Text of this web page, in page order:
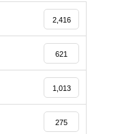
2,416
621
1,013
275